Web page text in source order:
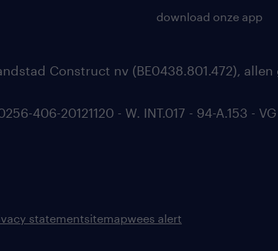
download onze app
Construct nv (BE0438.801.472),
406-20121120 - W. INT.017 - 94-A.153 -
statementsitemapwees alert